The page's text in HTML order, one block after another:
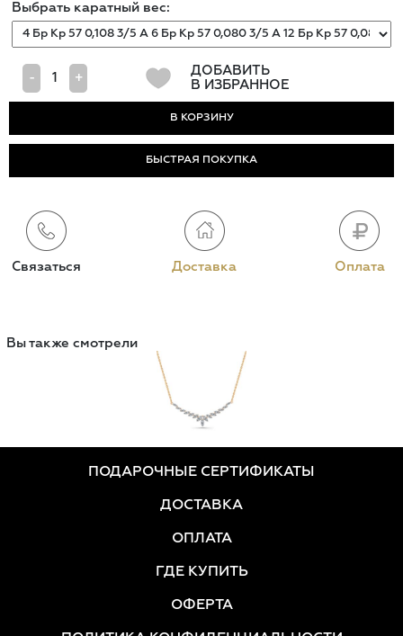
Выбрать каратный вес:
- +
ДОБАВИТЬ
В ИЗБРАННОЕ
БЫСТРАЯ ПОКУПКА
Связаться Доставка Оплата
Вы также смотрели
ПОДАРОЧНЫЕ СЕРТИФИКАТЫ
ДОСТАВКА
ОПЛАТА
ГДЕ КУПИТЬ
ОФЕРТА